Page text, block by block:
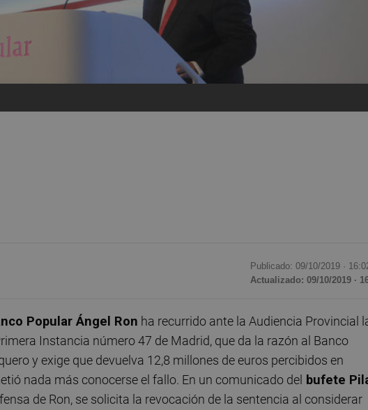
Publicado: 09/10/2019 ·
Actualizado: 09/10/2019 ·
Popular Ángel Ron ha recurrido ante la Audiencia Provincial
Instancia número 47 de Madrid, que da la razón al Banco
y exige que devuelva 12,8 millones de euros percibidos en
nada más conocerse el fallo. En un comunicado del bufete
de Ron, se solicita la revocación de la sentencia al considerar